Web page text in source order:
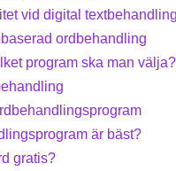
vid digital textbehandling
ordbehandling
program ska man välja?
är bäst?
gratis?